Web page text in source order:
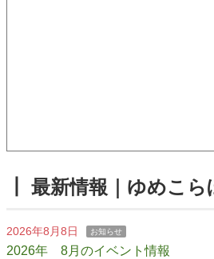
┃ 最新情報｜ゆめこら
2026年8月8日 お知らせ
2026年 8月のイベント情報